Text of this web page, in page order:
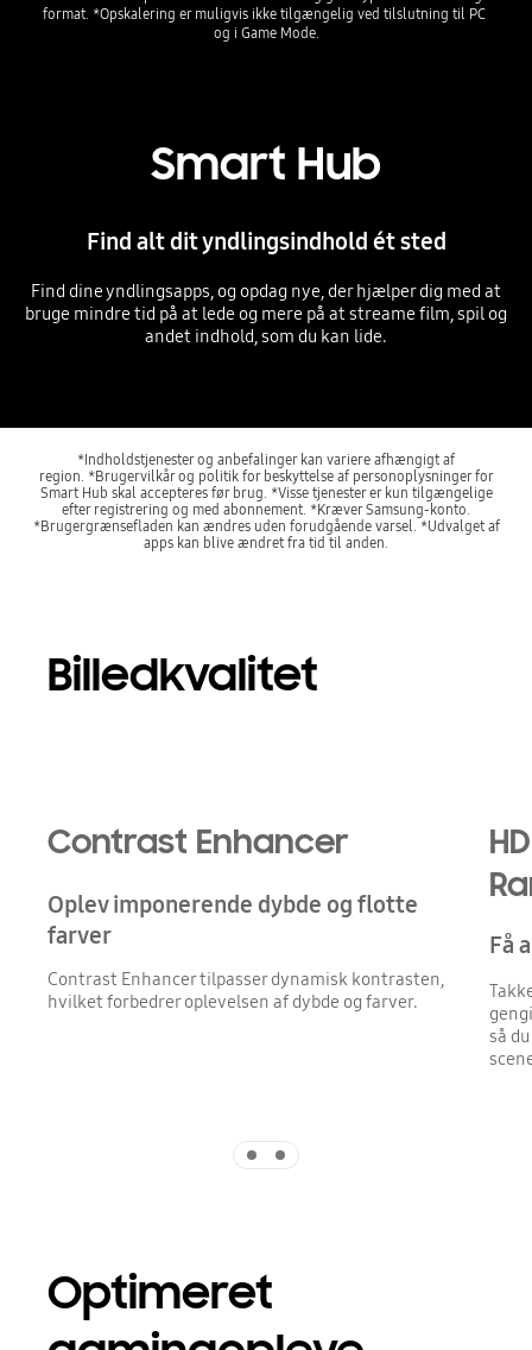
format. *Opskalering er muligvis ikke tilgængelig ved tilslutning til PC
Smart Hub
Find alt dit yndlingsindhold ét sted
Find dine yndlingsapps, og opdag nye, der hjælper dig med at
bruge mindre tid på at lede og mere på at streame film, spil og
andet indhold, som du kan lide.
*Indholdstjenester og anbefalinger kan variere afhængigt af
region. *Brugervilkår og politik for beskyttelse af personoplysninger for
Smart Hub skal accepteres før brug. *Visse tjenester er kun tilgængelige
efter registrering og med abonnement. *Kræver Samsung-konto.
*Brugergrænsefladen kan ændres uden forudgående varsel. *Udvalget af
apps kan blive ændret fra tid til anden.
Billedkvalitet
Contrast Enhancer
Oplev imponerende dybde og flotte
farver
Contrast Enhancer tilpasser dynamisk kontrasten,
hvilket forbedrer oplevelsen af dybde og farver.
Få
så
Optimeret